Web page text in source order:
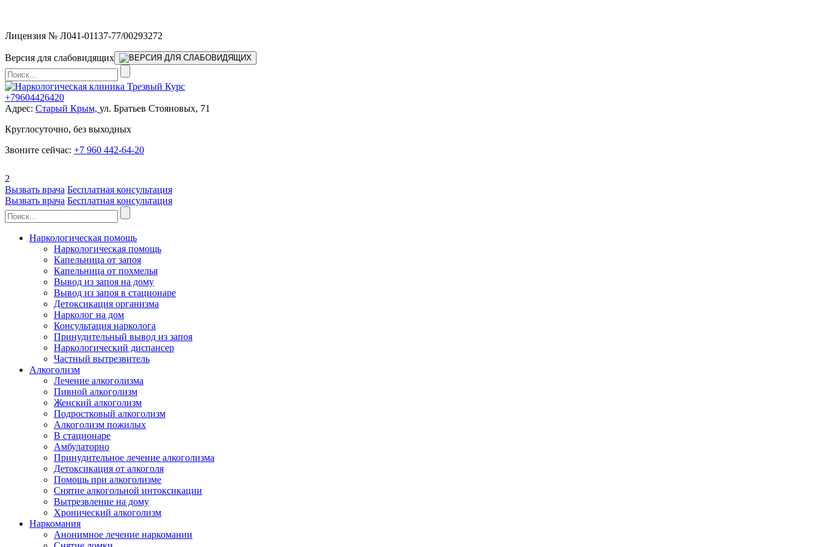
Лицензия № Л041-01137-77/00293272
Версия для слабовидящих
+79604426420
Адрес: Старый Крым, ул. Братьев Стояновых, 71
Круглосуточно, без выходных
Звоните сейчас: +7 960 442-64-20
2
Вызвать врача Бесплатная консультация
Вызвать врача Бесплатная консультация
Наркологическая помощь
Наркологическая помощь
Капельница от запоя
Капельница от похмелья
Вывод из запоя на дому
Вывод из запоя в стационаре
Детоксикация организма
Нарколог на дом
Консультация нарколога
Принудительный вывод из запоя
Наркологический диспансер
Частный вытрезвитель
Алкоголизм
Лечение алкоголизма
Пивной алкоголизм
Женский алкоголизм
Подростковый алкоголизм
Алкоголизм пожилых
В стационаре
Амбулаторно
Принудительное лечение алкоголизма
Детоксикация от алкоголя
Помощь при алкоголизме
Снятие алкогольной интоксикации
Вытрезвление на дому
Хронический алкоголизм
Наркомания
Анонимное лечение наркомании